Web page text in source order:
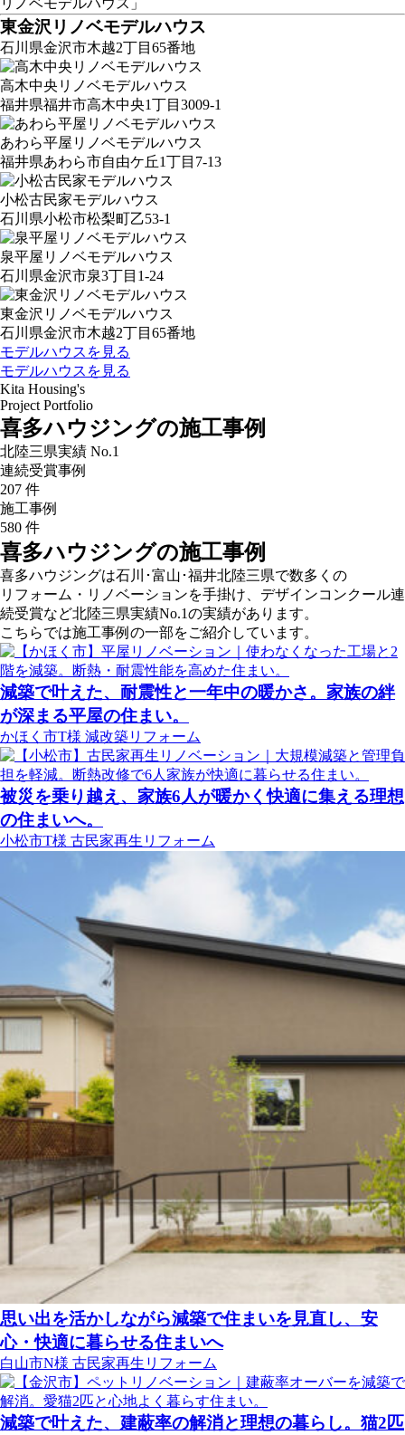
東金沢リノベモデルハウス
石川県金沢市木越2丁目65番地
高木中央リノベモデルハウス
福井県福井市高木中央1丁目3009-1
あわら平屋リノベモデルハウス
福井県あわら市自由ケ丘1丁目7-13
小松古民家モデルハウス
石川県小松市松梨町乙53-1
泉平屋リノベモデルハウス
石川県金沢市泉3丁目1-24
東金沢リノベモデルハウス
石川県金沢市木越2丁目65番地
モデルハウスを見る
モデルハウスを見る
Kita Housing's
Project Portfolio
喜多ハウジングの施工事例
北陸三県実績 No.1
連続受賞事例
207 件
施工事例
580 件
喜多ハウジングの施工事例
喜多ハウジングは石川･富山･福井北陸三県で数多くの
リフォーム・リノベーションを手掛け、デザインコンクール連
続受賞など北陸三県実績No.1の実績があります。
こちらでは施工事例の一部をご紹介しています。
減築で叶えた、耐震性と一年中の暖かさ。家族の絆
が深まる平屋の住まい。
かほく市T様 減改築リフォーム
被災を乗り越え、家族6人が暖かく快適に集える理想
の住まいへ。
小松市T様 古民家再生リフォーム
思い出を活かしながら減築で住まいを見直し、安
心・快適に暮らせる住まいへ
白山市N様 古民家再生リフォーム
減築で叶えた、建蔽率の解消と理想の暮らし。猫2匹